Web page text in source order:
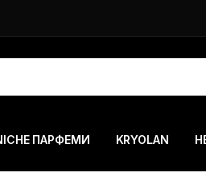
ПАРФЕМИ KRYOLAN